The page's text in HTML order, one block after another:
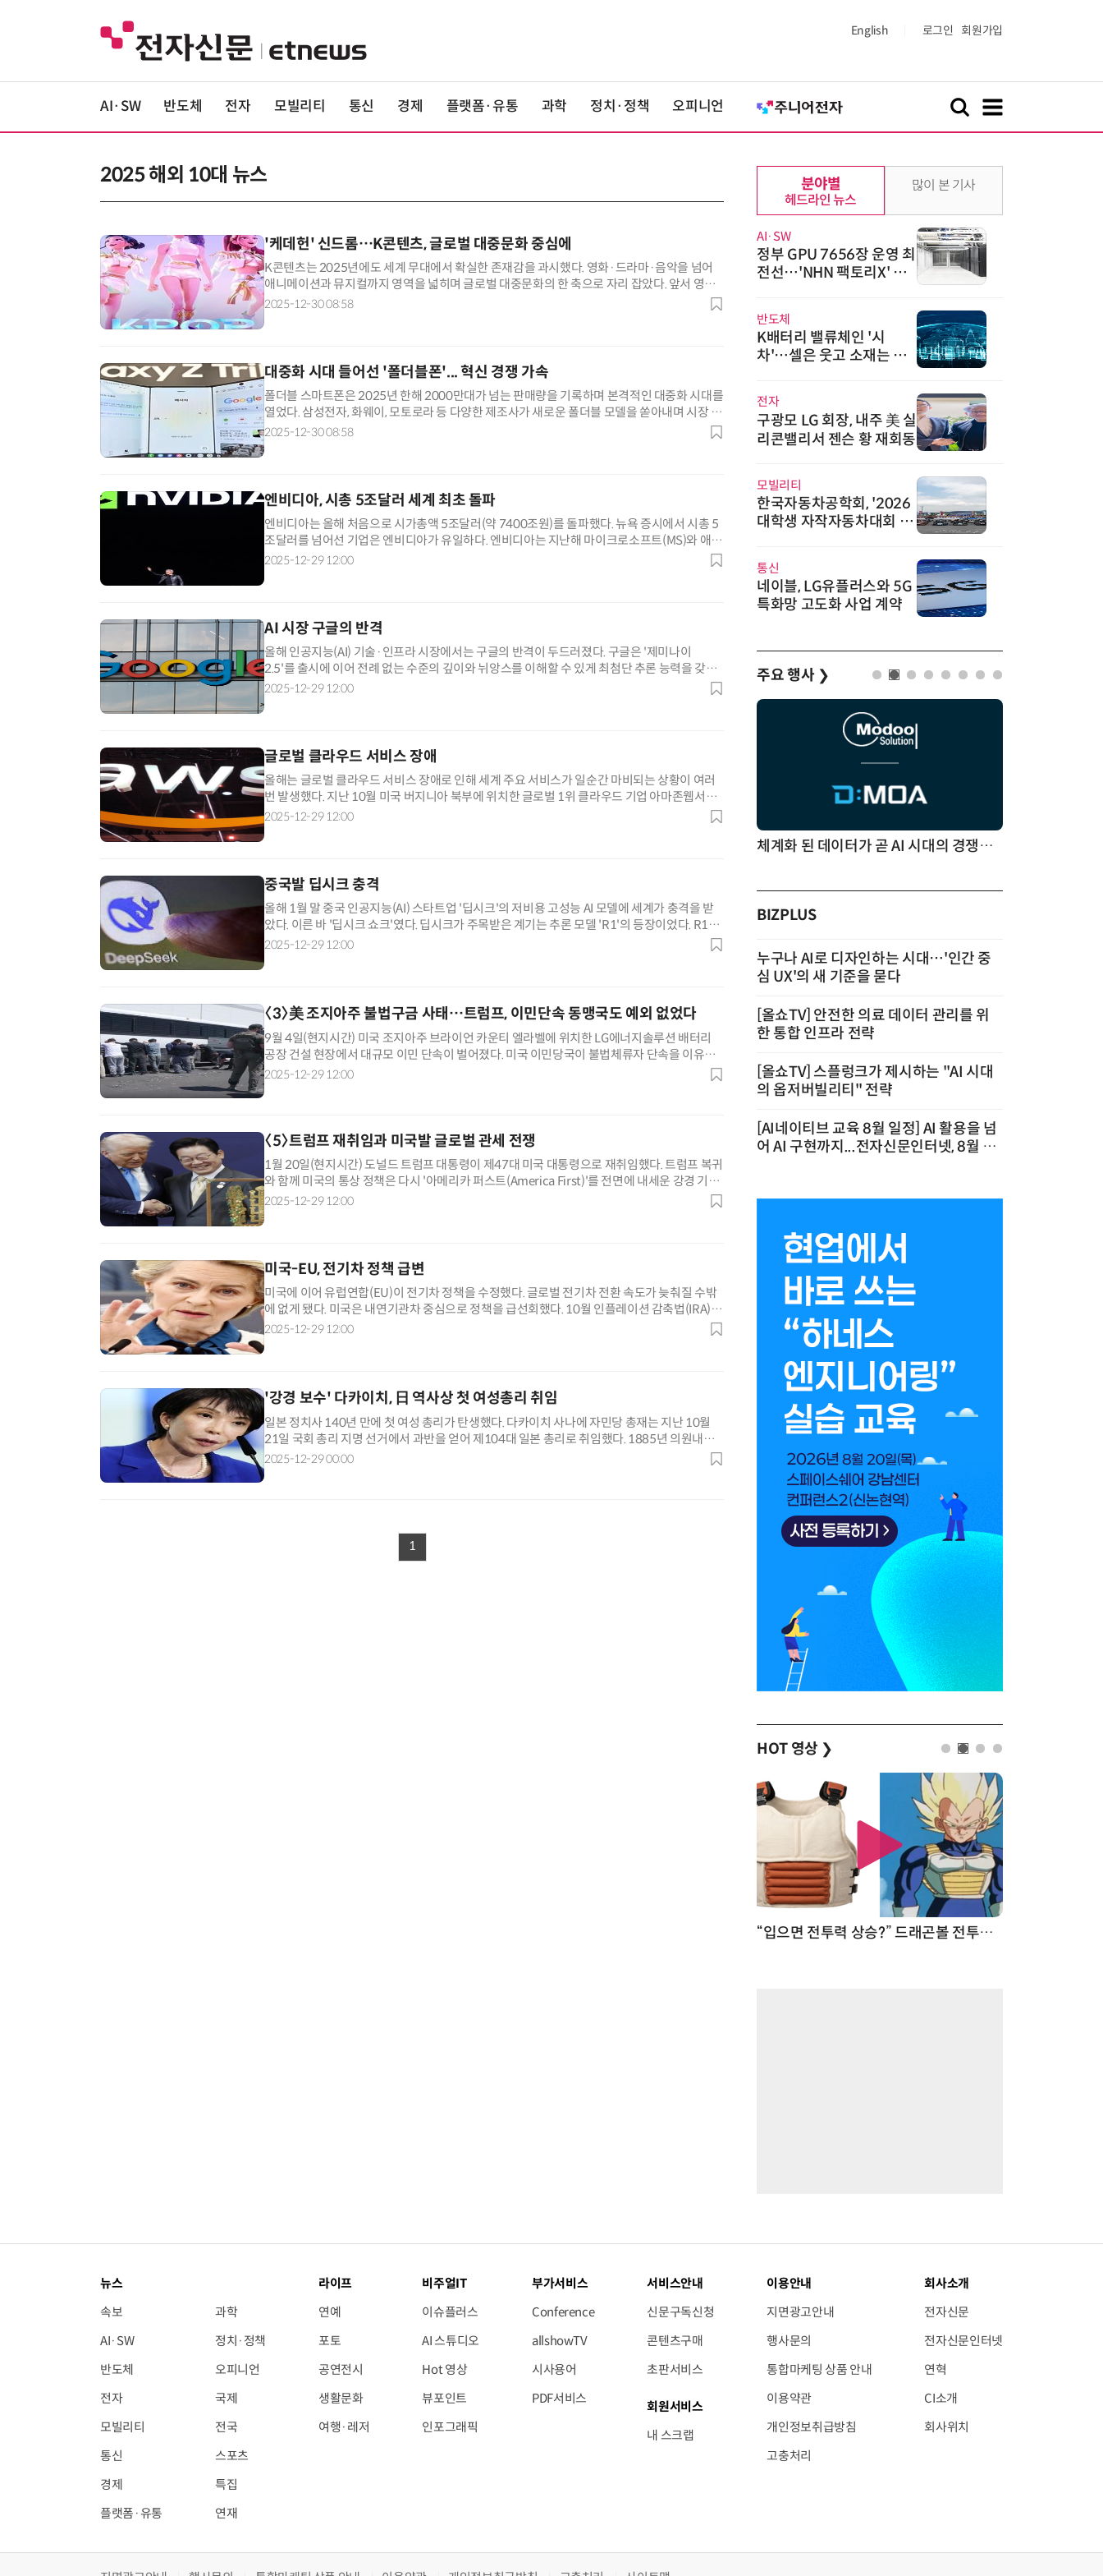
English 로그인 회원가입
AI·SW 반도체 전자 모빌리티 통신 경제 플랫폼·유통 과학 정치·정책 오피니언
2025 해외 10대 뉴스
'케데헌' 신드롬…K콘텐츠, 글로벌 대중문화 중심에
K콘텐츠는 2025년에도 세계 무대에서 확실한 존재감을 과시했다. 영화·드라마·음악을 넘어
애니메이션과 뮤지컬까지 영역을 넓히며 글로벌 대중문화의 한 축으로 자리 잡았다. 앞서 영화
'기생충'의 아카데미상, '오징어게임'의 에미상, 'BTS'의 빌보드 차트 1위에 이어
2025-12-30 08:58
대중화 시대 들어선 '폴더블폰'... 혁신 경쟁 가속
폴더블 스마트폰은 2025년 한해 2000만대가 넘는 판매량을 기록하며 본격적인 대중화 시대를
열었다. 삼성전자, 화웨이, 모토로라 등 다양한 제조사가 새로운 폴더블 모델을 쏟아내며 시장 성
장을 이끌었다. 가격을 낮춘 보급형 제품이 다양하게 등장한 점도 소비자 접근성을
2025-12-30 08:58
엔비디아, 시총 5조달러 세계 최초 돌파
엔비디아는 올해 처음으로 시가총액 5조달러(약 7400조원)를 돌파했다. 뉴욕 증시에서 시총 5
조달러를 넘어선 기업은 엔비디아가 유일하다. 엔비디아는 지난해 마이크로소프트(MS)와 애플
을 제치고 시총 1위 기업에 등극한 데 이어 올해 7월 종가 기준으로 시총 4조달러를
2025-12-29 12:00
AI 시장 구글의 반격
올해 인공지능(AI) 기술·인프라 시장에서는 구글의 반격이 두드러졌다. 구글은 '제미나이
2.5'를 출시에 이어 전례 없는 수준의 깊이와 뉘앙스를 이해할 수 있게 최첨단 추론 능력을 갖췄
다고 자부한 '제미나이3'를 출시, AI 모델 시장 경쟁우위 확보에 주력했다. 20
2025-12-29 12:00
글로벌 클라우드 서비스 장애
올해는 글로벌 클라우드 서비스 장애로 인해 세계 주요 서비스가 일순간 마비되는 상황이 여러
번 발생했다. 지난 10월 미국 버지니아 북부에 위치한 글로벌 1위 클라우드 기업 아마존웹서비
스(AWS)의 데이터센터에서 기술 결함으로 인해 서비스 오류가 발생했다. AWS 클라우
2025-12-29 12:00
중국발 딥시크 충격
올해 1월 말 중국 인공지능(AI) 스타트업 '딥시크'의 저비용 고성능 AI 모델에 세계가 충격을 받
았다. 이른 바 '딥시크 쇼크'였다. 딥시크가 주목받은 계기는 추론 모델 'R1'의 등장이었다. R1은
오픈AI의 추론 모델 'GPT-4o'보다 뛰어난 성능을 내면서도
2025-12-29 12:00
〈3〉美 조지아주 불법구금 사태…트럼프, 이민단속 동맹국도 예외 없었다
9월 4일(현지시간) 미국 조지아주 브라이언 카운티 엘라벨에 위치한 LG에너지솔루션 배터리
공장 건설 현장에서 대규모 이민 단속이 벌어졌다. 미국 이민당국이 불법체류자 단속을 이유로
현장에 진입해 한국인 근로자 등을 구금하면서, 동맹국 기업과 합법 체류 외국인까지 단속
2025-12-29 12:00
〈5〉트럼프 재취임과 미국발 글로벌 관세 전쟁
1월 20일(현지시간) 도널드 트럼프 대통령이 제47대 미국 대통령으로 재취임했다. 트럼프 복귀
와 함께 미국의 통상 정책은 다시 '아메리카 퍼스트(America First)'를 전면에 내세운 강경 기조
로 전환됐다. 관세를 핵심 수단으로 한 통상 전략이 재가동되며 글로벌
2025-12-29 12:00
미국-EU, 전기차 정책 급변
미국에 이어 유럽연합(EU)이 전기차 정책을 수정했다. 글로벌 전기차 전환 속도가 늦춰질 수밖
에 없게 됐다. 미국은 내연기관차 중심으로 정책을 급선회했다. 10월 인플레이션 감축법(IRA)에
따른 1대당 7500달러 전기차 보조금을 폐지했고, 12월에는 전임 바이든 정
2025-12-29 12:00
'강경 보수' 다카이치, 日 역사상 첫 여성총리 취임
일본 정치사 140년 만에 첫 여성 총리가 탄생했다. 다카이치 사나에 자민당 총재는 지난 10월
21일 국회 총리 지명 선거에서 과반을 얻어 제104대 일본 총리로 취임했다. 1885년 의원내각
제 도입 이후 처음으로 여성이 일본 총리 자리에 오른 역사적 순간이었다. 다
2025-12-29 00:00
1
분야별
헤드라인 뉴스
AI·SW
정부 GPU 7656장 운영 최
전선…'NHN 팩토리X' 가
반도체
K배터리 밸류체인 '시
차'…셀은 웃고 소재는 아
전자
구광모 LG 회장, 내주 美 실
리콘밸리서 젠슨 황 재회동
모빌리티
한국자동차공학회, '2026
대학생 자작자동차대회 포
통신
네이블, LG유플러스와 5G
특화망 고도화 사업 계약
많이 본 기사
주요 행사 ❯
체계화 된 데이터가 곧 AI 시대의 경쟁력이다
BIZPLUS
누구나 AI로 디자인하는 시대…'인간 중
심 UX'의 새 기준을 묻다
[올쇼TV] 안전한 의료 데이터 관리를 위
한 통합 인프라 전략
[올쇼TV] 스플렁크가 제시하는 "AI 시대
의 옵저버빌리티" 전략
[AI네이티브 교육 8월 일정] AI 활용을 넘
어 AI 구현까지...전자신문인터넷, 8월 실
HOT 영상 ❯
“입으면 전투력 상승?” 드래곤볼 전투복 닮은 중량조끼
뉴스
속보
AI·SW
반도체
전자
모빌리티
통신
경제
플랫폼·유통
과학
정치·정책
오피니언
국제
전국
스포츠
특집
연재
라이프
연예
포토
공연전시
생활문화
여행·레저
비주얼IT
이슈플러스
AI 스튜디오
Hot 영상
뷰포인트
인포그래픽
부가서비스
Conference
allshowTV
시사용어
PDF서비스
서비스안내
신문구독신청
콘텐츠구매
초판서비스
회원서비스
내 스크랩
이용안내
지면광고안내
행사문의
통합마케팅 상품 안내
이용약관
개인정보취급방침
고충처리
회사소개
전자신문
전자신문인터넷
연혁
CI소개
회사위치